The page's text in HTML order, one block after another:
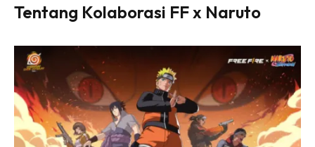
Tentang Kolaborasi FF x Naruto